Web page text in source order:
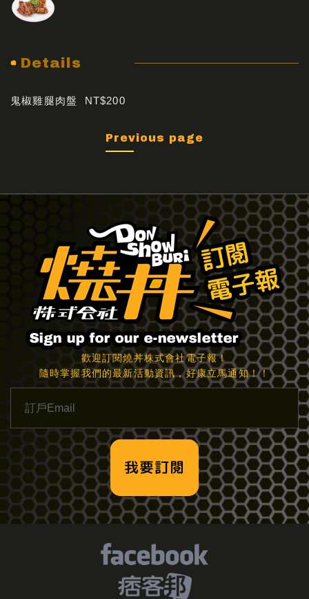
Details
鬼椒雞腿肉盤 NT$200
Previous page
歡迎訂閱燒丼株式會社電子報！
隨時掌握我們的最新活動資訊，好康立馬通知！！
我要訂閱